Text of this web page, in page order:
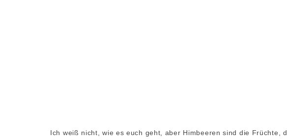
Ich weiß nicht, wie es euch geht, aber Himbeeren sind die Früchte,